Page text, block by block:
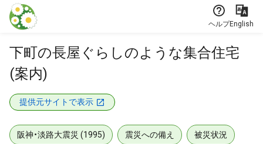
本文に飛ぶ
ヘルプEnglish
下町の長屋ぐらしのような集合住宅
(案内)
提供元サイトで表示
阪神・淡路大震災 (1995) 震災への備え 被災状況